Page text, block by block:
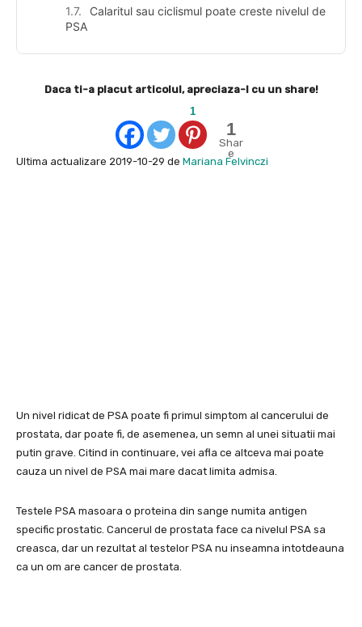
Calaritul sau ciclismul poate creste nivelul de
PSA
Daca ti-a placut articolul, apreciaza-l cu un share!
1
1
Shar
e
Ultima actualizare 2019-10-29 de Mariana Felvinczi
Un nivel ridicat de PSA poate fi primul simptom al cancerului de
prostata, dar poate fi, de asemenea, un semn al unei situatii mai
putin grave. Citind in continuare, vei afla ce altceva mai poate
cauza un nivel de PSA mai mare dacat limita admisa.
Testele PSA masoara o proteina din sange numita antigen
specific prostatic. Cancerul de prostata face ca nivelul PSA sa
creasca, dar un rezultat al testelor PSA nu inseamna intotdeauna
ca un om are cancer de prostata.